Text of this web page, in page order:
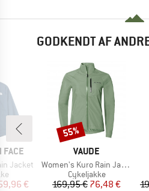
GODKENDT AF
FACE
Jacket
pris
€
MÆRKE
VAUDE
Artikel
Women's Kuro Rain Jacket
Produktgruppe
Cykeljakke
Pris
169,95 €Nedsat pris
76,48 €
Rabat
55%